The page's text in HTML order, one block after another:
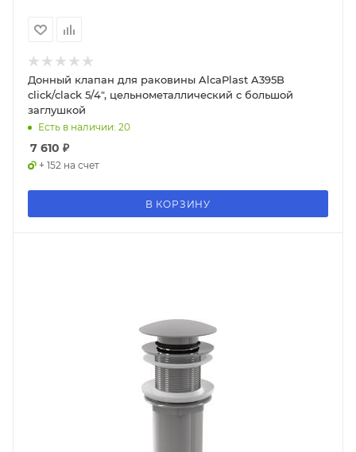
Донный клапан для раковины AlcaPlast A395B
click/clack 5/4", цельнометаллический с большой
заглушкой
Есть в наличии: 20
7 610 ₽
+ 152 на счет
В КОРЗИНУ